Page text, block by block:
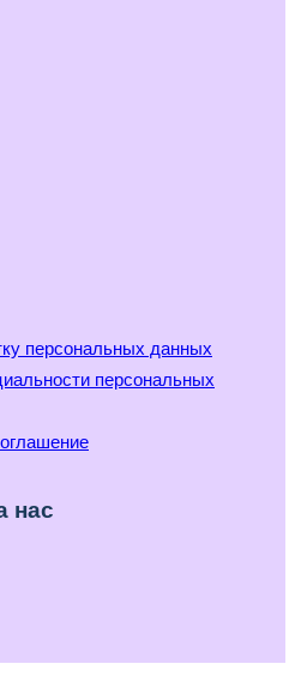
персональных данных
персональных
нас